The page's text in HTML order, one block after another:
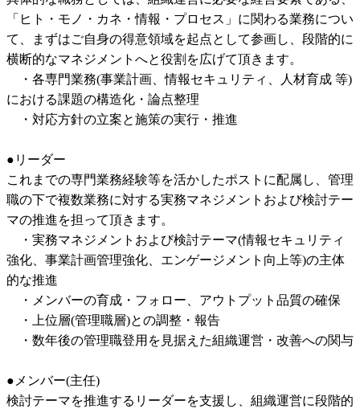
「ヒト・モノ・カネ・情報・プロセス」に関わる業務につい
て、まずはご自身の得意領域を起点として参画し、段階的に
横断的なマネジメントへと役割を広げて頂きます。
・各専門業務(事業計画、情報セキュリティ、人材育成 等)
における課題の構造化・論点整理
・対応方針の立案と施策の実行・推進
●リーダー
これまでの専門業務経験等を活かしたポストに配属し、管理
職の下で複数業務に対する実務マネジメントおよび検討テー
マの推進を担って頂きます。
・実務マネジメントおよび検討テーマ(情報セキュリティ
強化、事業計画管理強化、エンゲージメント向上等)の主体
的な推進
・メンバーの育成・フォロー、アウトプット品質の確保
・上位層(管理職層)との調整・報告
・数年後の管理職登用を見据えた組織運営・改善への関与
●メンバー(主任)
検討テーマを推進するリーダーを支援し、組織運営に段階的